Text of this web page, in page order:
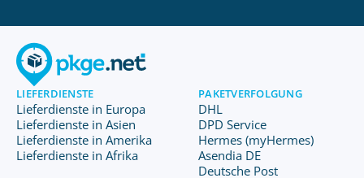
LIEFERDIENSTE
Lieferdienste in Europa
Lieferdienste in Asien
Lieferdienste in Amerika
Lieferdienste in Afrika
PAKETVERFOLGUNG
DHL
DPD Service
Hermes (myHermes)
Asendia DE
Deutsche Post